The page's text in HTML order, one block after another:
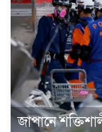
জাপানে